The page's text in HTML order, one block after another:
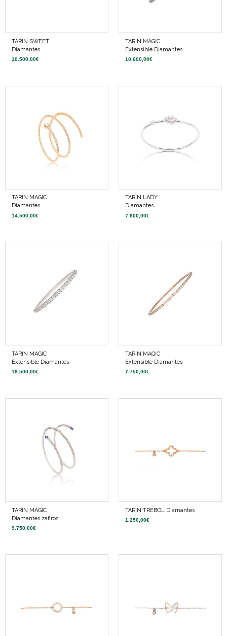
TARIN SWEET
Diamantes
10.500,00€
TARIN MAGIC
Extensible Diamantes
10.600,00€
TARIN MAGIC
Diamantes
14.500,00€
TARIN LADY
Diamantes
7.600,00€
TARIN MAGIC
Extensible Diamantes
18.500,00€
TARIN MAGIC
Extensible Diamantes
7.750,00€
TARIN MAGIC
Diamantes zafiros
9.750,00€
TARIN TRÉBOL Diamantes
1.250,00€